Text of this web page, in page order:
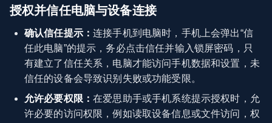
授权并信任电脑与设备连接
确认信任提示：连接手机到电脑时，手机上会弹出“信
任此电脑”的提示，务必点击信任并输入锁屏密码，只
有建立了信任关系，电脑才能访问手机数据和设置，未
信任的设备会导致识别失败或功能受限。
允许必要权限：在爱思助手或手机系统提示授权时，允
许必要的访问权限，例如读取设备信息或文件访问，权